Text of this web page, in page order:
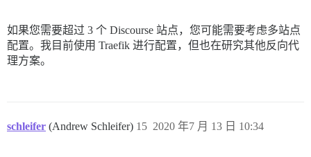
如果您需要超过 3 个 Discourse 站点，您可能需要考虑多站点
配置。我目前使用 Traefik 进行配置，但也在研究其他反向代
理方案。
schleifer (Andrew Schleifer) 2020 年7 月 13 日 10:34
15